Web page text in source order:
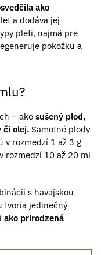
ako
a dodáva jej
pleti, najmä pre
pokožku a
– ako sušený plod,
či olej. Samotné plody
v rozmedzí 1 až 3 g
rozmedzí 10 až 20 ml
s havajskou
tvoria jedinečný
ako prirodzená